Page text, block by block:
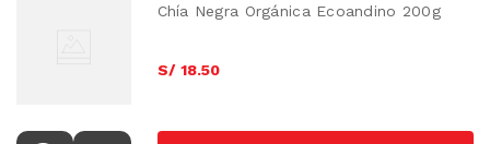
Chía Negra Orgánica Ecoandino 200g
S/ 18.50